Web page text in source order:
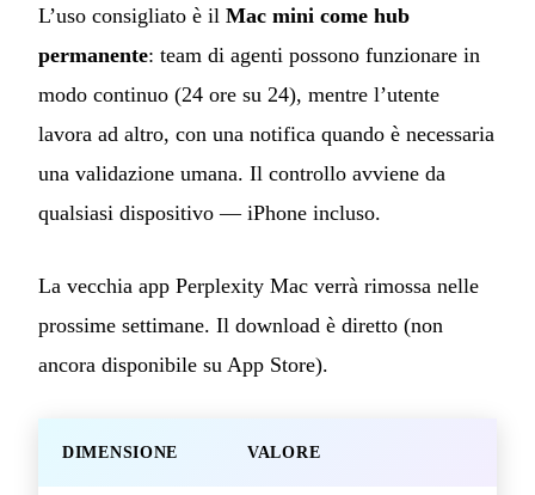
L’uso consigliato è il Mac mini come hub
permanente: team di agenti possono funzionare in
modo continuo (24 ore su 24), mentre l’utente
lavora ad altro, con una notifica quando è necessaria
una validazione umana. Il controllo avviene da
qualsiasi dispositivo — iPhone incluso.
La vecchia app Perplexity Mac verrà rimossa nelle
prossime settimane. Il download è diretto (non
ancora disponibile su App Store).
DIMENSIONE VALORE